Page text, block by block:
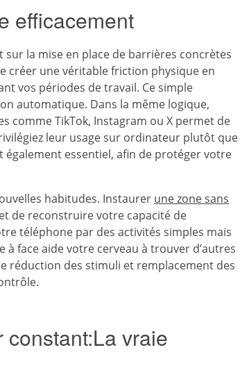
efficacement
la mise en place de barrières concrètes
créer une véritable friction physique en
vos périodes de travail. Ce simple
automatique. Dans la même logique,
comme TikTok, Instagram ou X permet de
leur usage sur ordinateur plutôt que
essentiel, afin de protéger votre
habitudes. Instaurer une zone sans
de reconstruire votre capacité de
téléphone par des activités simples mais
face aide votre cerveau à trouver d’autres
réduction des stimuli et remplacement des
vraie